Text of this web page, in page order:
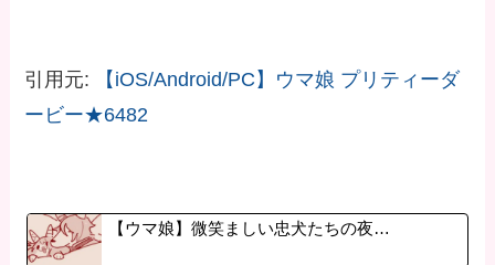
引用元:
【iOS/Android/PC】ウマ娘 プリティーダ
ービー★6482
【ウマ娘】微笑ましい忠犬たちの夜…